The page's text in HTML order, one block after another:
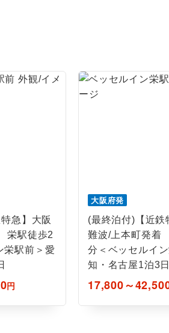
急】大阪
栄駅徒歩2
栄駅前＞愛
円
大阪府発
(最終泊付)【近鉄
難波/上本町発着
分＜ベッセルイ
知・名古屋1泊3日
17,800～
お
1名様1室同代金 1名
航空会社指定
ホテル指定 ご
おひとり様バス2席利用 お